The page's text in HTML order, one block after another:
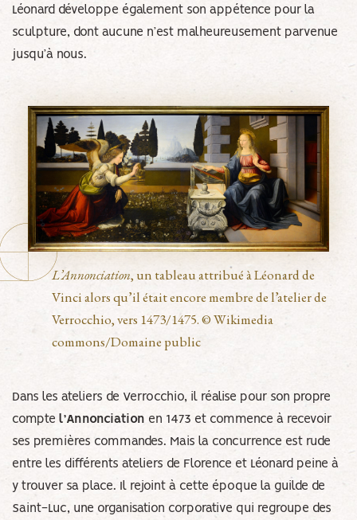
Léonard développe également son appétence pour la
sculpture, dont aucune n’est malheureusement parvenue
jusqu’à nous.
L’Annonciation, un tableau attribué à Léonard de
Vinci alors qu’il était encore membre de l’atelier de
Verrocchio, vers 1473/1475. © Wikimedia
commons/Domaine public
Dans les ateliers de Verrocchio, il réalise pour son propre
compte l’Annonciation en 1473 et commence à recevoir
ses premières commandes. Mais la concurrence est rude
entre les différents ateliers de Florence et Léonard peine à
y trouver sa place. Il rejoint à cette époque la guilde de
Saint-Luc, une organisation corporative qui regroupe des